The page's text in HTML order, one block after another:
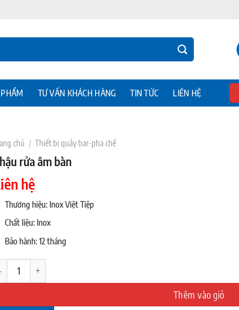
TƯ VẤN KHÁCH HÀNG TIN TỨC LIÊN HỆ
chủ / Thiết bị quầy bar-pha chế
rửa âm bàn
hệ
Thương hiệu: Inox Việt Tiệp
Chất liệu: Inox
Bảo hành: 12 tháng
rửa âm bàn số lượng
Thêm vào giỏ